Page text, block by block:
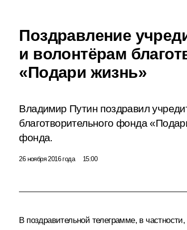
Поздравление
и волонтёрам
«Подари жизнь»
Владимир Путин поздравил
благотворительного фонда
фонда.
26 ноября 2016 года 15:00
В поздравительной телеграмме, в частности,